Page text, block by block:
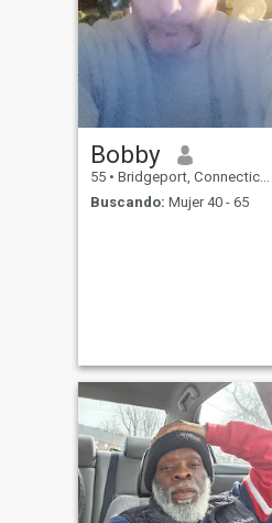
Bobby
55 • Bridgeport, Connecticut, Estados Unidos
Buscando: Mujer 40 - 65